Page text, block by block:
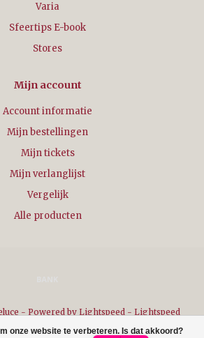
onze website te verbeteren. Is dat akkoord?
Varia
Sfeertips E-book
Stores
Mijn account
Account informatie
Mijn bestellingen
Mijn tickets
Mijn verlanglijst
Vergelijk
Alle producten
- Powered by Lightspeed - Lightspeed
designbyDyvelopment